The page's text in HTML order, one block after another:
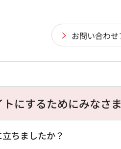
にするためにみなさ
ちましたか？